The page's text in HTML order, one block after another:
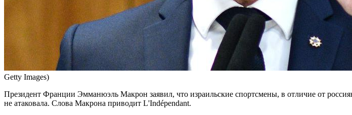
Getty Images)
Президент Франции Эмманюэль Макрон заявил, что израильские спортсмены, в отличие от
не атаковала. Слова Макрона приводит L'Indépendant.